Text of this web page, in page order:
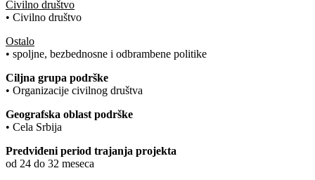
Civilno društvo
• Civilno društvo
Ostalo
• spoljne, bezbednosne i odbrambene politike
Ciljna grupa podrške
• Organizacije civilnog društva
Geografska oblast podrške
• Cela Srbija
Predviđeni period trajanja projekta
od 24 do 32 meseca